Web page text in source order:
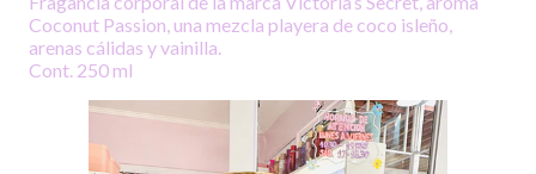
Coconut Passion, una mezcla playera de coco isleño,
arenas cálidas y vainilla.
Cont. 250 ml